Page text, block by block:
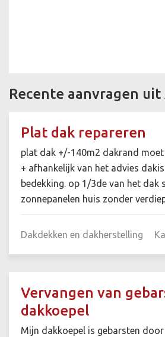
Recente aanvragen
Plat dak repareren
plat dak +/-140m2 dakrand
+ afhankelijk van het advies
bedekking. op 1/3de van het dak
zonnepanelen huis zonder
Dakdekken en dakherstelling
Vervangen van
dakkoepel
Mijn dakkoepel is gebarsten